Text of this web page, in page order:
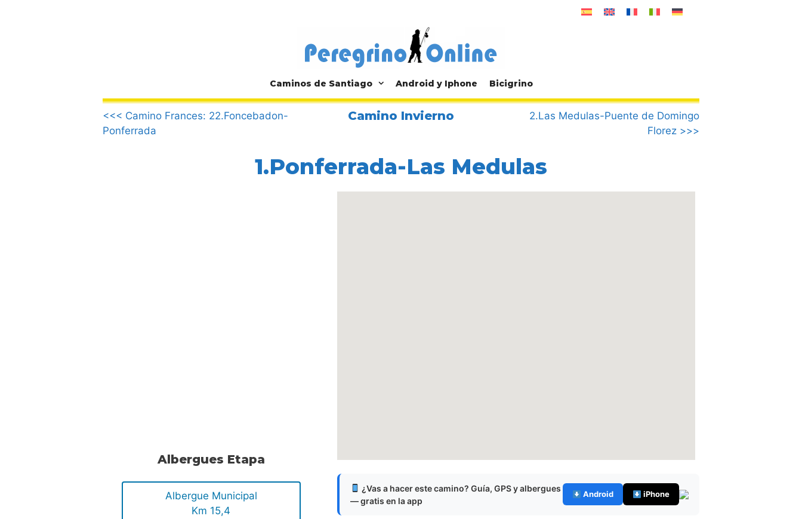
Caminos de Santiago Android y Iphone Bicigrino
.
<<< Camino Frances: 22.Foncebadon-
Ponferrada
Camino Invierno
2.Las Medulas-Puente de Domingo
Florez >>>
1.Ponferrada-Las Medulas
Albergues Etapa
Albergue Municipal
Km 15,4
¿Vas a hacer este camino? Guía, GPS y albergues
— gratis en la app
Android iPhone